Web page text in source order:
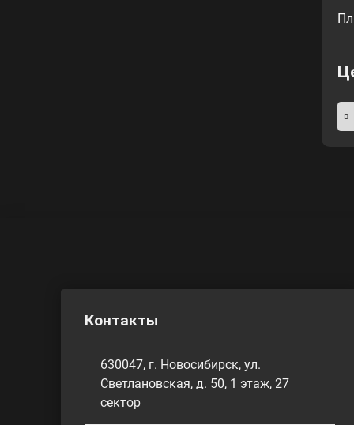
Контакты
630047, г. Новосибирск, ул.
Светлановская, д. 50, 1 этаж, 27
сектор